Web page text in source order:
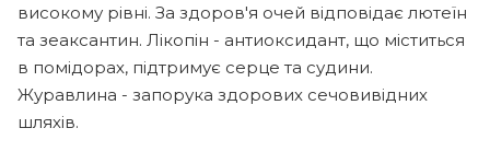
високому рівні. За здоров'я очей відповідає лютеїн
та зеаксантин. Лікопін - антиоксидант, що міститься
в помідорах, підтримує серце та судини.
Журавлина - запорука здорових сечовивідних
шляхів.